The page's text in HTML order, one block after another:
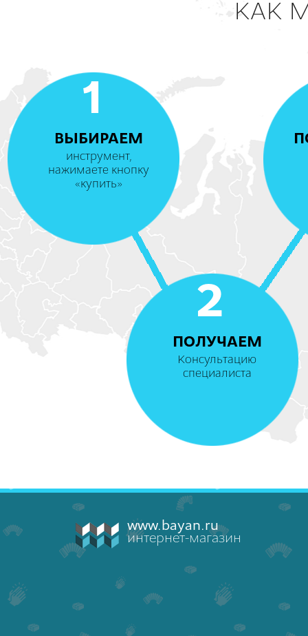
КАК
1
ВЫБИРАЕМ
инструмент,
нажимаете кнопку
«купить»
2
ПОЛУЧАЕМ
Консультацию
специалиста
www.bayan.ru
интернет-магазин